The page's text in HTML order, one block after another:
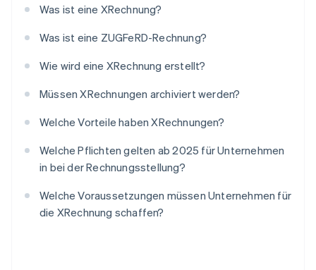
Was ist eine XRechnung?
Was ist eine ZUGFeRD-Rechnung?
Wie wird eine XRechnung erstellt?
Müssen XRechnungen archiviert werden?
Welche Vorteile haben XRechnungen?
Welche Pflichten gelten ab 2025 für Unternehmen
in bei der Rechnungsstellung?
Welche Voraussetzungen müssen Unternehmen für
die XRechnung schaffen?